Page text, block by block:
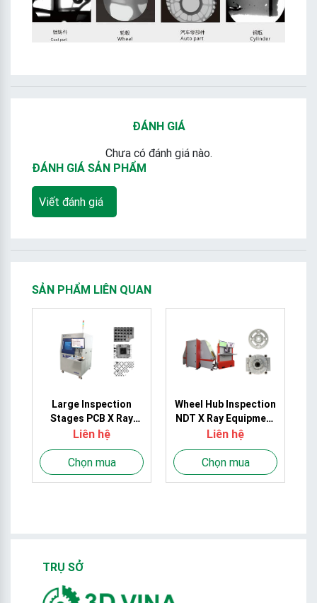
ĐÁNH GIÁ
Chưa có đánh giá nào.
ĐÁNH GIÁ SẢN PHẨM
Viết đánh giá
SẢN PHẨM LIÊN QUAN
Large Inspection
Stages PCB X Ray
Machine , Xray
Inspection Equipment
Super Sensitive
Liên hệ
Chọn mua
Wheel Hub Inspection
NDT X Ray Equipment
480W / 1800W 225KV
Lab Foundries
Liên hệ
Chọn mua
TRỤ SỞ